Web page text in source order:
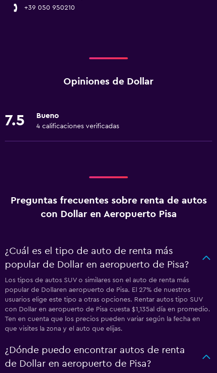
+39 050 950210
Opiniones de Dollar
7.5 Bueno
4 calificaciones verificadas
Preguntas frecuentes sobre renta de autos
con Dollar en Aeropuerto Pisa
¿Cuál es el tipo de auto de renta más
popular de Dollar en aeropuerto de Pisa?
Los tipos de autos SUV o similares son el auto de renta más
popular de Dollaren aeropuerto de Pisa. El 27% de nuestros
usuarios elige este tipo a otras opciones. Rentar autos tipo SUV
con Dollar en aeropuerto de Pisa cuesta $1,135al día en promedio.
Ten en cuenta que los precios pueden variar según la fecha en
que visites la zona y el auto que elijas.
¿Dónde puedo encontrar autos de renta
de Dollar en aeropuerto de Pisa?